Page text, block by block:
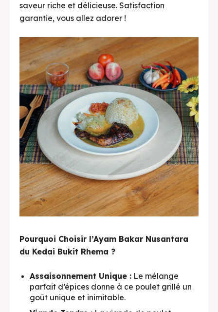
saveur riche et délicieuse. Satisfaction
garantie, vous allez adorer !
Pourquoi Choisir l’Ayam Bakar Nusantara
du Kedai Bukit Rhema ?
Assaisonnement Unique : Le mélange
parfait d’épices donne à ce poulet grillé un
goût unique et inimitable.